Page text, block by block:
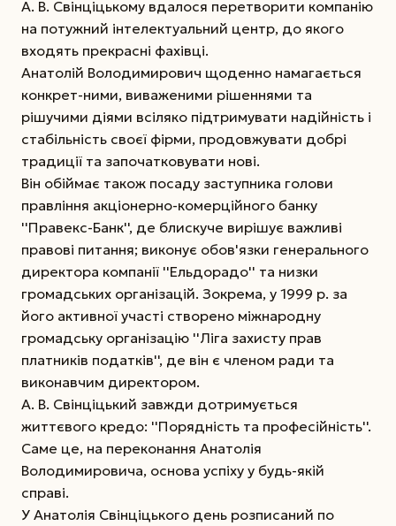
А. В. Свінціцькому вдалося перетворити компанію
на потужний інтелектуальний центр, до якого
входять прекрасні фахівці.
Анатолій Володимирович щоденно намагається
конкрет-ними, виваженими рішеннями та
рішучими діями всіляко підтримувати надійність і
стабільність своєї фірми, продовжувати добрі
традиції та започатковувати нові.
Він обіймає також посаду заступника голови
правління акціонерно-комерційного банку
''Правекс-Банк'', де блискуче вирішує важливі
правові питання; виконує обов'язки генерального
директора компанії ''Ельдорадо'' та низки
громадських організацій. Зокрема, у 1999 р. за
його активної участі створено міжнародну
громадську організацію ''Ліга захисту прав
платників податків'', де він є членом ради та
виконавчим директором.
А. В. Свінціцький завжди дотримується
життєвого кредо: ''Порядність та професійність''.
Саме це, на переконання Анатолія
Володимировича, основа успіху у будь-якій
справі.
У Анатолія Свінціцького день розписаний по